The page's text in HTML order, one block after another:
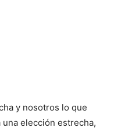
y nosotros lo que
elección estrecha,